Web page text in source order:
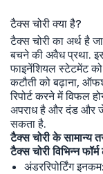
टैक्स चोरी क्या है?
टैक्स चोरी का अर्थ है
बचने की अवैध प्रथा.
फाइनेंशियल स्टेटमेंट
कटौती को बढ़ाना,
रिपोर्ट करने में विफल
अपराध है और दंड और
सकता है.
टैक्स चोरी के सामान्य
टैक्स चोरी विभिन्न
अंडररिपोर्टिंग